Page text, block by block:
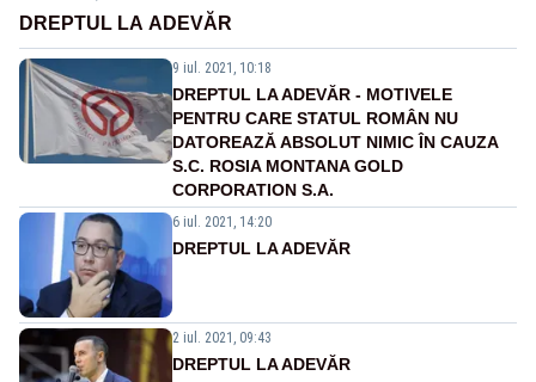
DREPTUL LA ADEVĂR
9 iul. 2021, 10:18
DREPTUL LA ADEVĂR - MOTIVELE
PENTRU CARE STATUL ROMÂN NU
DATOREAZĂ ABSOLUT NIMIC ÎN CAUZA
S.C. ROSIA MONTANA GOLD
CORPORATION S.A.
6 iul. 2021, 14:20
DREPTUL LA ADEVĂR
2 iul. 2021, 09:43
DREPTUL LA ADEVĂR